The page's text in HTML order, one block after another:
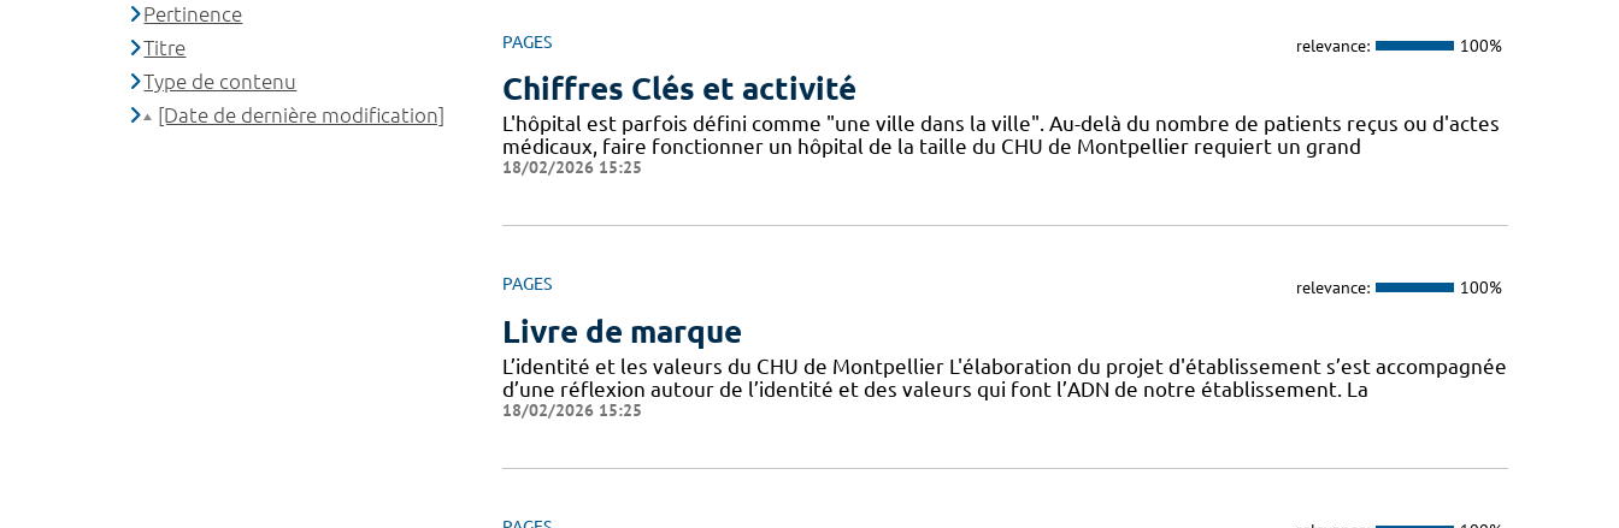
PAGES relevance: 100%
Chiffres Clés et activité
L'hôpital est parfois défini comme "une ville dans la ville". Au-delà du nombre de patients reçus ou d'actes
médicaux, faire fonctionner un hôpital de la taille du CHU de Montpellier requiert un grand
18/02/2026 15:25
PAGES relevance: 100%
Livre de marque
L’identité et les valeurs du CHU de Montpellier L'élaboration du projet d'établissement s’est accompagnée
d’une réflexion autour de l’identité et des valeurs qui font l’ADN de notre établissement. La
18/02/2026 15:25
Pertinence
Titre
Type de contenu
[Date de dernière modification]